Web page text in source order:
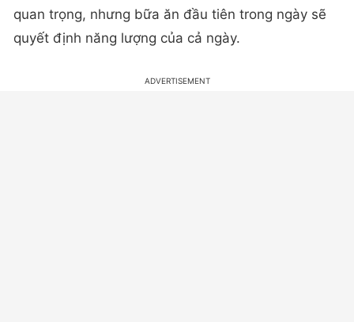
quan trọng, nhưng bữa ăn đầu tiên trong ngày sẽ
quyết định năng lượng của cả ngày.